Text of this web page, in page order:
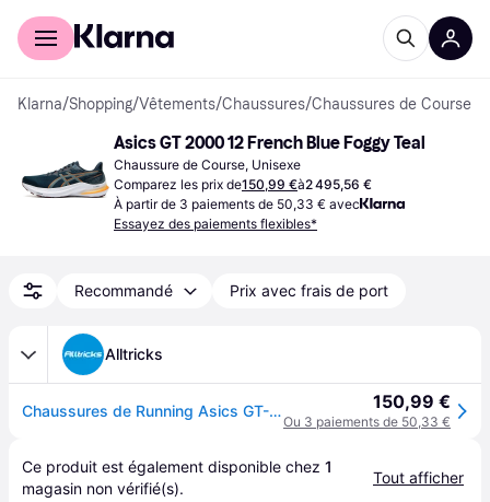
Acheter avec Klarna
Klarna/Shopping/Vêtements/Chaussures/Chaussures de Course
Asics GT 2000 12 French Blue Foggy Teal
Chaussure de Course, Unisexe
Comparez les prix de150,99 €à2 495,56 €
À partir de 3 paiements de 50,33 € avec
Essayez des paiements flexibles*
Recommandé Prix avec frais de port
Alltricks
Chaussures de Running Asics GT-2000 12 Bleu Orange Homme 150,99 €
Ou 3 paiements de 50,33 €
Ce produit est également disponible chez 1
magasin non vérifié(s).
Tout afficher